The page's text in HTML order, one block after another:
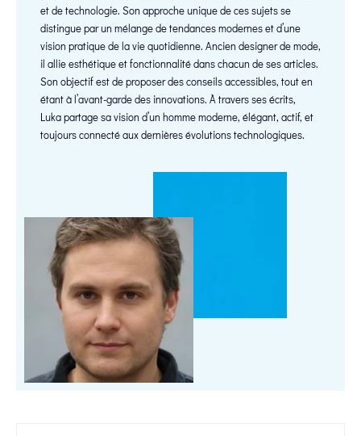
et de technologie. Son approche unique de ces sujets se
distingue par un mélange de tendances modernes et d’une
vision pratique de la vie quotidienne. Ancien designer de mode,
il allie esthétique et fonctionnalité dans chacun de ses articles.
Son objectif est de proposer des conseils accessibles, tout en
étant à l’avant-garde des innovations. À travers ses écrits,
Luka partage sa vision d’un homme moderne, élégant, actif, et
toujours connecté aux dernières évolutions technologiques.